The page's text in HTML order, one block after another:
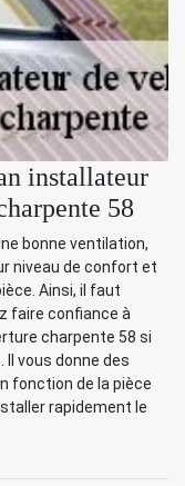
installateur
58
bonne ventilation,
niveau de confort et
Ainsi, il faut
faire confiance à
charpente 58 si
Il vous donne des
fonction de la pièce
rapidement le